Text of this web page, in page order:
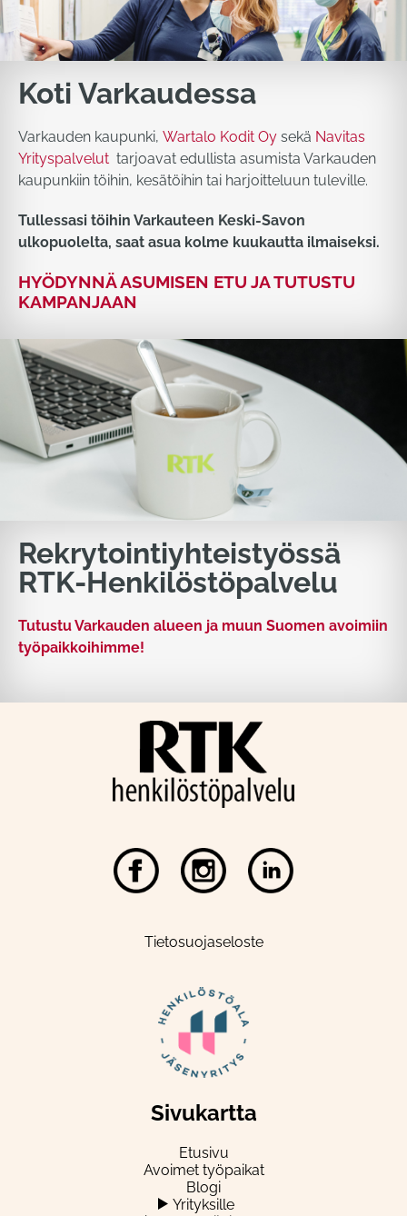
Koti Varkaudessa
Varkauden kaupunki, Wartalo Kodit Oy sekä Navitas
Yrityspalvelut tarjoavat edullista asumista Varkauden
kaupunkiin töihin, kesätöihin tai harjoitteluun tuleville.
Tullessasi töihin Varkauteen Keski-Savon
ulkopuolelta, saat asua kolme kuukautta ilmaiseksi.
HYÖDYNNÄ ASUMISEN ETU JA TUTUSTU
KAMPANJAAN
Rekrytointiyhteistyössä
RTK-Henkilöstöpalvelu
Tutustu Varkauden alueen ja muun Suomen avoimiin
työpaikkoihimme!
Tietosuojaseloste
Sivukartta
Etusivu
Avoimet työpaikat
Blogi
Yrityksille